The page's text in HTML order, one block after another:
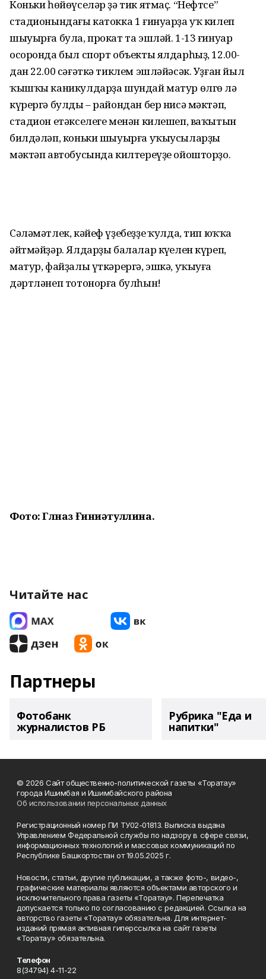
Коньки һөйөүселәр ҙә тик ятмаҫ. “Нефтсе”
стадионындағы катокка 1 ғинуарҙа уҡ килеп
шыуырға була, прокат та эшләй. 1-13 ғинуар
осоронда был спорт объекты ялдарһыҙ, 12.00-
дан 22.00 сәғәткә тиклем эшләйәсәк. Уҙған йыл
ҡышҡы каникулдарҙа шундай матур өлгө лә
күрергә булды – райондан бер нисә мәктәп,
стадион етәкселеге менән килешеп, ваҡытын
билдәләп, коньки шыуырға уҡыусыларҙы
мәктәп автобусында килтереүҙе ойошторҙо.
Сәләмәтлек, кәйеф үҙебеҙҙең ҡулда, тип юҡҡа
әйтмәйҙәр. Ялдарҙы балалар күңелен күреп,
матур, файҙалы үткәрергә, эшкә, уҡыуға
дәртләнеп тотонорға булһын!
Фото: Гөлназ Ғиниәтуллина.
Читайте нас
Партнеры
Фотобанк
журналистов РБ
Рубрика "Еда и
напитки"
© 2026 Сайт общественно-политической газеты «Торатау»
города Ишимбая и Ишимбайского района
Об использовании персональных данных
Регистрационный номер ПИ ТУ02-01813. Выписка выдана
Управлением Федеральной службы по надзору в сфере связи,
информационных технологий и массовых коммуникаций по
Республике Башкортостан от 19.05.2025 г.
Новости, статьи, другие публикации, а также фото-, видео-,
графические материалы являются объектами авторского и
исключительного права газеты «Торатау». Перепечатка
допускается только по согласованию с редакцией. Ссылка на
авторство газеты «Торатау» обязательна. Для интернет-
изданий прямая активная гиперссылка на сайт газеты
«Торатау» обязательна.
Телефон
8(34794) 4-11-22